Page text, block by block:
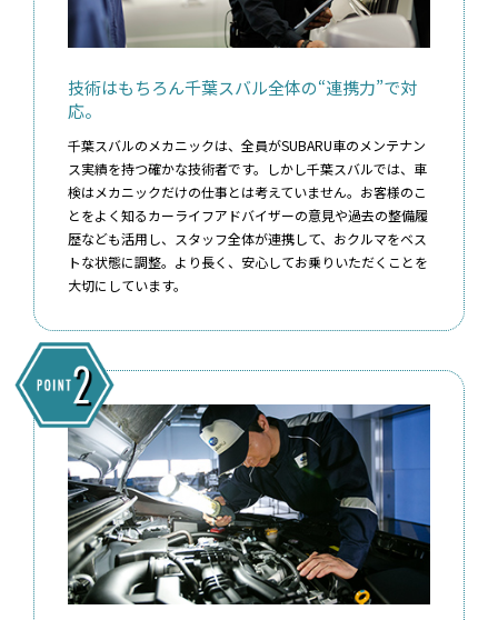
技術はもちろん千葉スバル全体の“連携力”で対
応。
千葉スバルのメカニックは、全員がSUBARU車のメンテナン
ス実績を持つ確かな技術者です。しかし千葉スバルでは、車
検はメカニックだけの仕事とは考えていません。お客様のこ
とをよく知るカーライフアドバイザーの意見や過去の整備履
歴なども活用し、スタッフ全体が連携して、おクルマをベス
トな状態に調整。より長く、安心してお乗りいただくことを
大切にしています。